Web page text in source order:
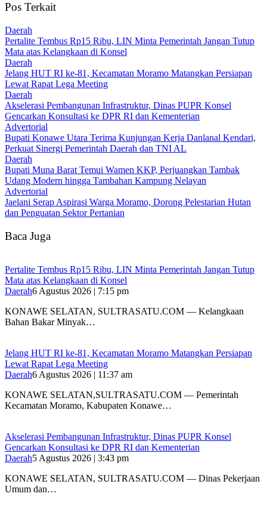
Pos Terkait
Daerah
‎Pertalite Tembus Rp15 Ribu, LIN Minta Pemerintah Jangan Tutup
Mata atas Kelangkaan di Konsel
Daerah
‎Jelang HUT RI ke-81, Kecamatan Moramo Matangkan Persiapan
Lewat Rapat Lega Meeting
Daerah
Akselerasi Pembangunan Infrastruktur, Dinas PUPR Konsel
Gencarkan Konsultasi ke DPR RI dan Kementerian
Advertorial
Bupati Konawe Utara Terima Kunjungan Kerja Danlanal Kendari,
Perkuat Sinergi Pemerintah Daerah dan TNI AL
Daerah
‎Bupati Muna Barat Temui Wamen KKP, Perjuangkan Tambak
Udang Modern hingga Tambahan Kampung Nelayan
Advertorial
Jaelani Serap Aspirasi Warga Moramo, Dorong Pelestarian Hutan
dan Penguatan Sektor Pertanian
Baca Juga
‎Pertalite Tembus Rp15 Ribu, LIN Minta Pemerintah Jangan Tutup
Mata atas Kelangkaan di Konsel
Daerah6 Agustus 2026 | 7:15 pm
‎KONAWE SELATAN, SULTRASATU.COM — Kelangkaan
Bahan Bakar Minyak…
‎Jelang HUT RI ke-81, Kecamatan Moramo Matangkan Persiapan
Lewat Rapat Lega Meeting
Daerah6 Agustus 2026 | 11:37 am
KONAWE SELATAN,SULTRASATU.COM — Pemerintah
Kecamatan Moramo, Kabupaten Konawe…
Akselerasi Pembangunan Infrastruktur, Dinas PUPR Konsel
Gencarkan Konsultasi ke DPR RI dan Kementerian
Daerah5 Agustus 2026 | 3:43 pm
KONAWE SELATAN, SULTRASATU.COM — Dinas Pekerjaan
Umum dan…